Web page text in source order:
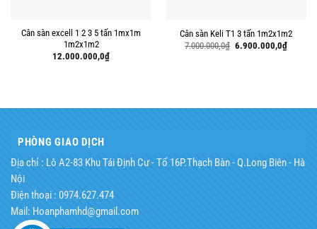
Cân sàn excell 1 2 3 5 tấn 1mx1m
1m2x1m2
12.000.000,0₫
Cân sàn Keli T1 3 tấn 1m2x1m2
7.000.000,0₫ Giá
6.900.000,0₫Giá
hiện
PHÒNG GIAO DỊCH
Địa chỉ : Lô A2-83 Khu Tái Định Cư - Tổ 16P.Thạch Bàn - Q.Long Biên - Hà
Nội
Điện thoại : 0974.627.474
Mail: Hoanphamhd@gmail.com